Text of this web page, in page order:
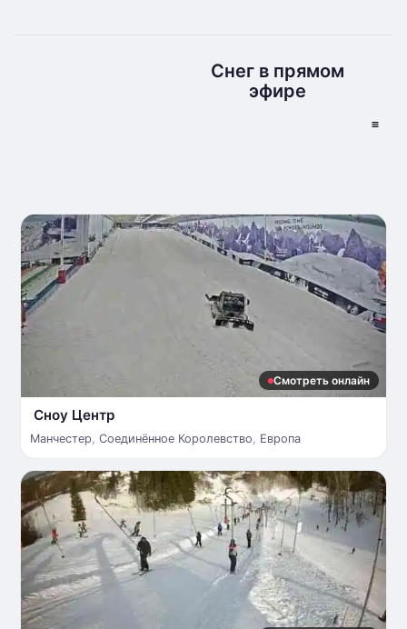
Снег в прямом
эфире
Смотреть онлайн
Сноу Центр
Манчестер, Соединённое Королевство, Европа